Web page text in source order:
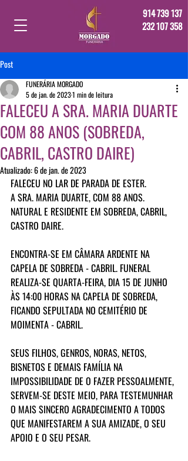
914 739 137
232 107 358
Post
FALECEU A SRA. MARIA DUARTE
COM 88 ANOS (SOBREDA,
CABRIL, CASTRO DAIRE)
FUNERÁRIA MORGADO
5 de jan. de 20231 min de leitura
Atualizado:6 de jan. de 2023
FALECEU NO LAR DE PARADA DE ESTER.
A SRA. MARIA DUARTE, COM 88 ANOS.
NATURAL E RESIDENTE EM SOBREDA, CABRIL,
CASTRO DAIRE.
ENCONTRA-SE EM CÂMARA ARDENTE NA
CAPELA DE SOBREDA - CABRIL. FUNERAL
REALIZA-SE QUARTA-FEIRA, DIA 15 DE JUNHO
ÀS 14:00 HORAS NA CAPELA DE SOBREDA,
FICANDO SEPULTADA NO CEMITÉRIO DE
MOIMENTA - CABRIL.
SEUS FILHOS, GENROS, NORAS, NETOS,
BISNETOS E DEMAIS FAMÍLIA NA
IMPOSSIBILIDADE DE O FAZER PESSOALMENTE,
SERVEM-SE DESTE MEIO, PARA TESTEMUNHAR
O MAIS SINCERO AGRADECIMENTO A TODOS
QUE MANIFESTAREM A SUA AMIZADE, O SEU
APOIO E O SEU PESAR.